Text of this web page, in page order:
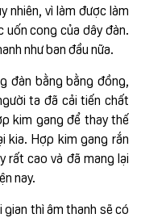
nhiên, vì làm được làm
cong của dây đàn.
như ban đầu nữa.
đàn bằng bằng đồng,
ta đã cải tiến chất
kim gang để thay thế
kia. Hợp kim gang rắn
rất cao và đã mang lại
nay.
thì âm thanh sẽ có